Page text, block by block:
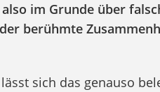
im Grunde über
berühmte
sich das genauso